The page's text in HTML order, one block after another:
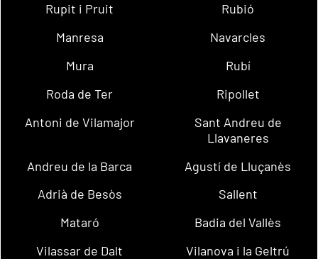
Rupit i Pruit
Rubió
Manresa
Navarcles
Mura
Rubí
Roda de Ter
Ripollet
Antoni de Vilamajor
Sant Andreu de
Llavaneres
Andreu de la Barca
Agustí de Lluçanès
Adrià de Besòs
Sallent
Mataró
Badia del Vallès
Vilassar de Dalt
Vilanova i la Geltrú